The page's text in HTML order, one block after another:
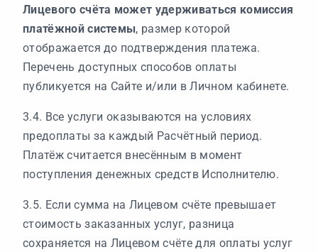
Лицевого счёта может удерживаться комиссия
платёжной системы, размер которой
отображается до подтверждения платежа.
Перечень доступных способов оплаты
публикуется на Сайте и/или в Личном кабинете.
3.4. Все услуги оказываются на условиях
предоплаты за каждый Расчётный период.
Платёж считается внесённым в момент
поступления денежных средств Исполнителю.
3.5. Если сумма на Лицевом счёте превышает
стоимость заказанных услуг, разница
сохраняется на Лицевом счёте для оплаты услуг